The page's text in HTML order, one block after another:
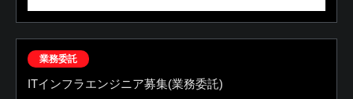
業務委託
ITインフラエンジニア募集(業務委託)